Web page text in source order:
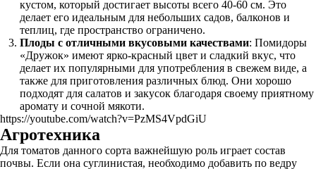
кустом, который достигает высоты всего 40-60 см. Это
делает его идеальным для небольших садов, балконов и
теплиц, где пространство ограничено.
Плоды с отличными вкусовыми качествами: Помидоры
«Дружок» имеют ярко-красный цвет и сладкий вкус, что
делает их популярными для употребления в свежем виде, а
также для приготовления различных блюд. Они хорошо
подходят для салатов и закусок благодаря своему приятному
аромату и сочной мякоти.
https://youtube.com/watch?v=PzMS4VpdGiU
Агротехника
Для томатов данного сорта важнейшую роль играет состав
почвы. Если она суглинистая, необходимо добавить по ведру